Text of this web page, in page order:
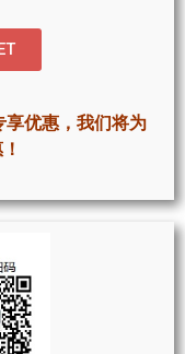
享优惠，我们将为